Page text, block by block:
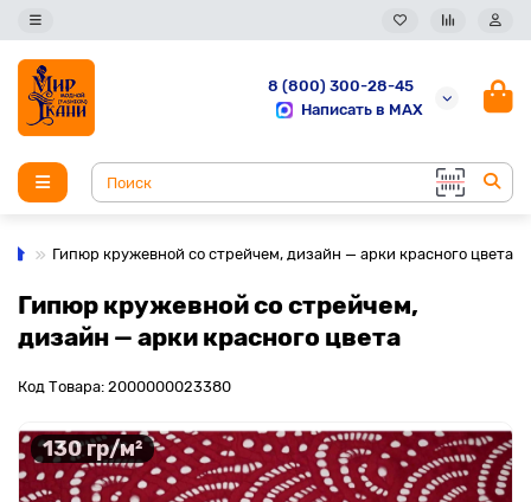
8 (800) 300-28-45
Написать в MAX
Гипюр кружевной со стрейчем, дизайн — арки красного цвета
Гипюр кружевной со стрейчем,
дизайн — арки красного цвета
Код Товара: 2000000023380
130 гр/м²